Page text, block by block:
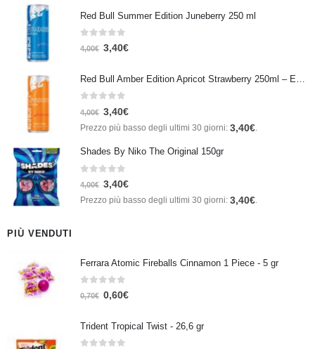
Red Bull Summer Edition Juneberry 250 ml
Su 5
4,00€ 3,40€
Su 5
4,00€ 3,40€
Prezzo più basso degli ultimi 30 giorni: 3,40€
Shades By Niko The Original 150gr
Su 5
4,00€ 3,40€
Prezzo più basso degli ultimi 30 giorni: 3,40€.
PIÙ VENDUTI
Ferrara Atomic Fireballs Cinnamon 1 Piece - 5 gr
Su 5
0,70€ 0,60€
Trident Tropical Twist - 26,6 gr